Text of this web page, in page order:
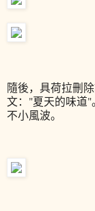
隨後，具荷拉刪
文："夏天的味道"
不小風波。